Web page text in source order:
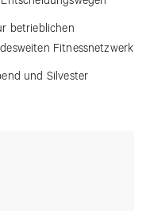
betrieblichen
Fitnessnetzwerk
und Silvester